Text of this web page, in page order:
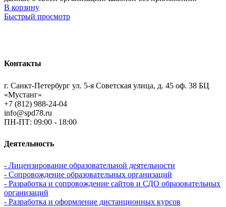
В корзину
Быстрый просмотр
Контакты
г. Санкт-Петербург ул. 5-я Советская улица, д. 45 оф. 38 БЦ
«Мустанг»
+7 (812) 988-24-04
info@spd78.ru
ПН-ПТ: 09:00 - 18:00
Деятельность
- Лицензирование образовательной деятельности
- Сопровождение образовательных организаций
- Разработка и сопровождение сайтов и СДО образовательных
организаций
- Разработка и оформление дистанционных курсов